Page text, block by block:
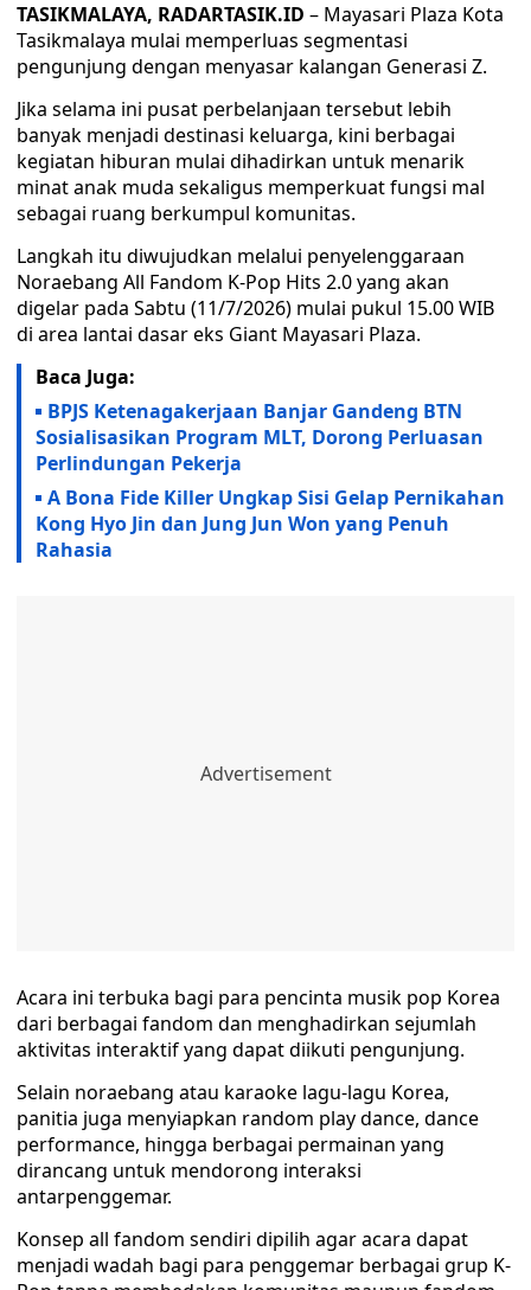
TASIKMALAYA, RADARTASIK.ID – Mayasari Plaza Kota
Tasikmalaya mulai memperluas segmentasi
pengunjung dengan menyasar kalangan Generasi Z.
Jika selama ini pusat perbelanjaan tersebut lebih
banyak menjadi destinasi keluarga, kini berbagai
kegiatan hiburan mulai dihadirkan untuk menarik
minat anak muda sekaligus memperkuat fungsi mal
sebagai ruang berkumpul komunitas.
Langkah itu diwujudkan melalui penyelenggaraan
Noraebang All Fandom K-Pop Hits 2.0 yang akan
digelar pada Sabtu (11/7/2026) mulai pukul 15.00 WIB
di area lantai dasar eks Giant Mayasari Plaza.
Baca Juga:
BPJS Ketenagakerjaan Banjar Gandeng BTN
Sosialisasikan Program MLT, Dorong Perluasan
Perlindungan Pekerja
A Bona Fide Killer Ungkap Sisi Gelap Pernikahan
Kong Hyo Jin dan Jung Jun Won yang Penuh
Rahasia
Acara ini terbuka bagi para pencinta musik pop Korea
dari berbagai fandom dan menghadirkan sejumlah
aktivitas interaktif yang dapat diikuti pengunjung.
Selain noraebang atau karaoke lagu-lagu Korea,
panitia juga menyiapkan random play dance, dance
performance, hingga berbagai permainan yang
dirancang untuk mendorong interaksi
antarpenggemar.
Konsep all fandom sendiri dipilih agar acara dapat
menjadi wadah bagi para penggemar berbagai grup K-